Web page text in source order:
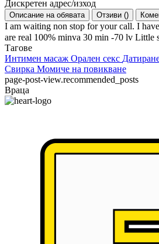
Дискретен адрес/изход
Описание на обявата Отзиви ()
I am waiting non stop for your call. I
are real 100% minva 30 min -70 lv Little
Тагове
Интимен масаж Орален секс
Свирка Момиче на повикване
page-post-view.recommended_posts
Враца